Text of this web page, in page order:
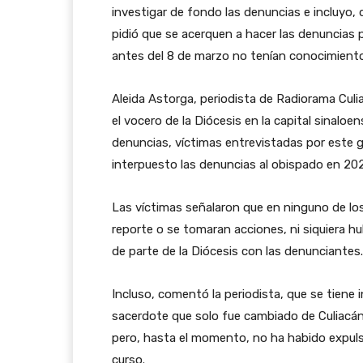
investigar de fondo las denuncias e
pidió que se acerquen a hacer las
antes del 8 de marzo no tenían
Aleida Astorga, periodista de Radiorama
el vocero de la Diócesis en la capital
denuncias, víctimas entrevistadas por este
interpuesto las denuncias al obispado en
Las víctimas señalaron que en ninguno de
reporte o se tomaran acciones, ni siquiera
de parte de la Diócesis con las denunciantes.
Incluso, comentó la periodista, que se
sacerdote que solo fue cambiado de
pero, hasta el momento, no ha habido
curso.